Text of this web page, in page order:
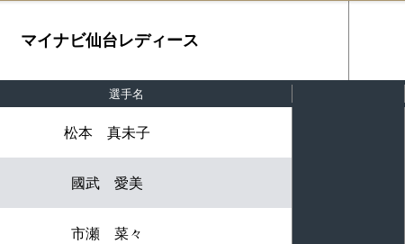
マイナビ仙台レディース
選手名
松本 真未子
國武 愛美
市瀬 菜々